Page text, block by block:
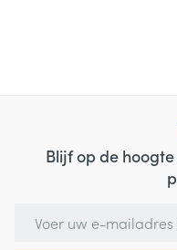
Blijf op de